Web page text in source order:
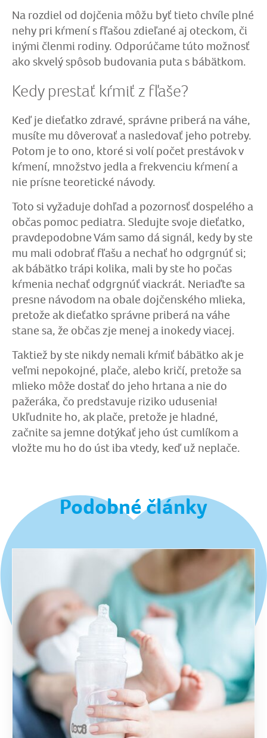
Na rozdiel od dojčenia môžu byť tieto chvíle plné
nehy pri kŕmení s fľašou zdieľané aj oteckom, či
inými členmi rodiny. Odporúčame túto možnosť
ako skvelý spôsob budovania puta s bábätkom.
Kedy prestať kŕmiť z fľaše?
Keď je dieťatko zdravé, správne priberá na váhe,
musíte mu dôverovať a nasledovať jeho potreby.
Potom je to ono, ktoré si volí počet prestávok v
kŕmení, množstvo jedla a frekvenciu kŕmení a
nie prísne teoretické návody.
Toto si vyžaduje dohľad a pozornosť dospelého a
občas pomoc pediatra. Sledujte svoje dieťatko,
pravdepodobne Vám samo dá signál, kedy by ste
mu mali odobrať fľašu a nechať ho odgrgnúť si;
ak bábätko trápi kolika, mali by ste ho počas
kŕmenia nechať odgrgnúť viackrát. Neriaďte sa
presne návodom na obale dojčenského mlieka,
pretože ak dieťatko správne priberá na váhe
stane sa, že občas zje menej a inokedy viacej.
Taktiež by ste nikdy nemali kŕmiť bábätko ak je
veľmi nepokojné, plače, alebo kričí, pretože sa
mlieko môže dostať do jeho hrtana a nie do
pažeráka, čo predstavuje riziko udusenia!
Ukľudnite ho, ak plače, pretože je hladné,
začnite sa jemne dotýkať jeho úst cumlíkom a
vložte mu ho do úst iba vtedy, keď už neplače.
Podobné články